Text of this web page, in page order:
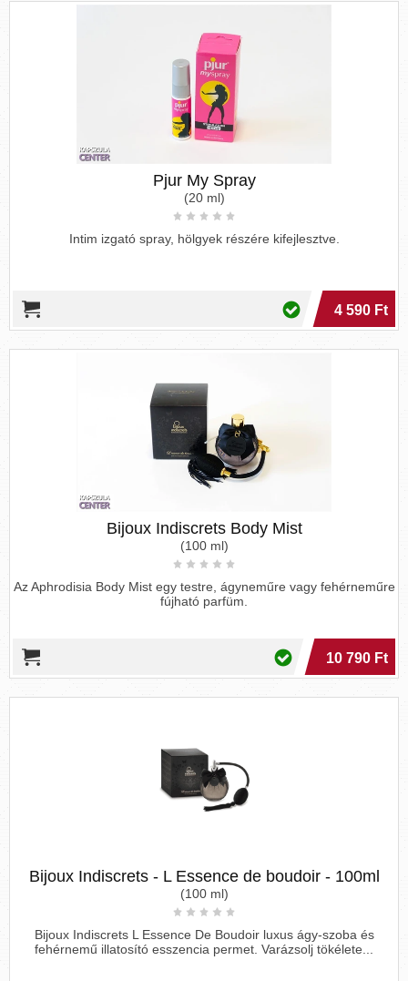
Pjur My Spray
(20 ml)
Intim izgató spray, hölgyek részére kifejlesztve.
4 590 Ft
Bijoux Indiscrets Body Mist
(100 ml)
Az Aphrodisia Body Mist egy testre, ágyneműre vagy fehérneműre
fújható parfüm.
10 790 Ft
Bijoux Indiscrets - L Essence de boudoir - 100ml
(100 ml)
Bijoux Indiscrets L Essence De Boudoir luxus ágy-szoba és
fehérnemű illatosító esszencia permet. Varázsolj tökélete...